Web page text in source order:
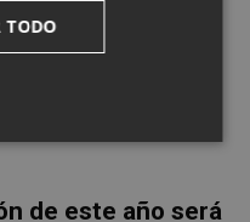
necesidades del
envíos, añade.
por el
de este año será
TODO